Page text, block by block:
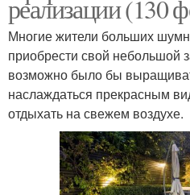
реализации (130
Многие жители больших
приобрести свой небольшой
возможно было бы
наслаждаться прекрасным
отдыхать на свежем воздухе.